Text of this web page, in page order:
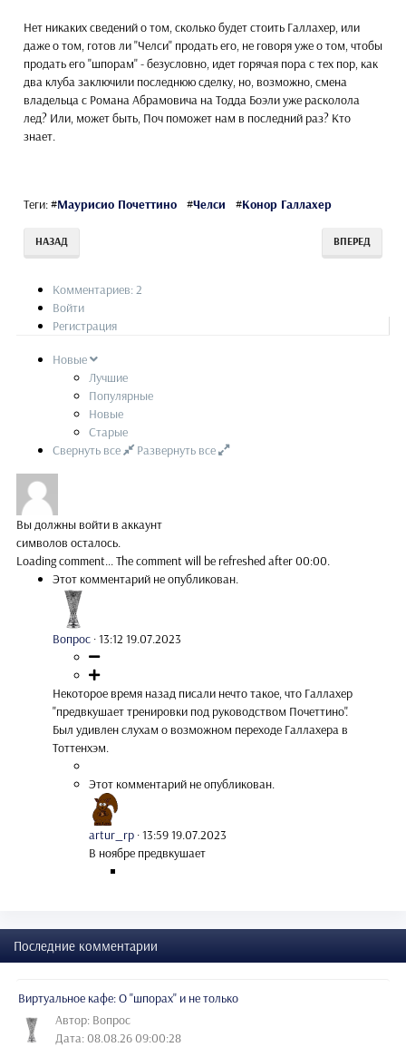
Нет никаких сведений о том, сколько будет стоить Галлахер, или
даже о том, готов ли "Челси" продать его, не говоря уже о том, чтобы
продать его "шпорам" - безусловно, идет горячая пора с тех пор, как
два клуба заключили последнюю сделку, но, возможно, смена
владельца с Романа Абрамовича на Тодда Боэли уже расколола
лед? Или, может быть, Поч поможет нам в последний раз? Кто
знает.
Теги:#Маурисио Почеттино #Челси #Конор Галлахер
НАЗАД ВПЕРЕД
Комментариев: 2
Войти
Регистрация
Новые
Лучшие
Популярные
Новые
Старые
Свернуть все
Развернуть все
Вы должны войти в аккаунт
символов осталось.
Loading comment...The comment will be refreshed after00:00.
Этот комментарий не опубликован.
Вопрос ·13:12 19.07.2023
Некоторое время назад писали нечто такое, что Галлахер
"предвкушает тренировки под руководством Почеттино".
Был удивлен слухам о возможном переходе Галлахера в
Тоттенхэм.
Этот комментарий не опубликован.
artur_rp ·13:59 19.07.2023
В ноябре предвкушает
Последние комментарии
Виртуальное кафе: О "шпорах" и не только
Автор: Вопрос
Дата: 08.08.26 09:00:28